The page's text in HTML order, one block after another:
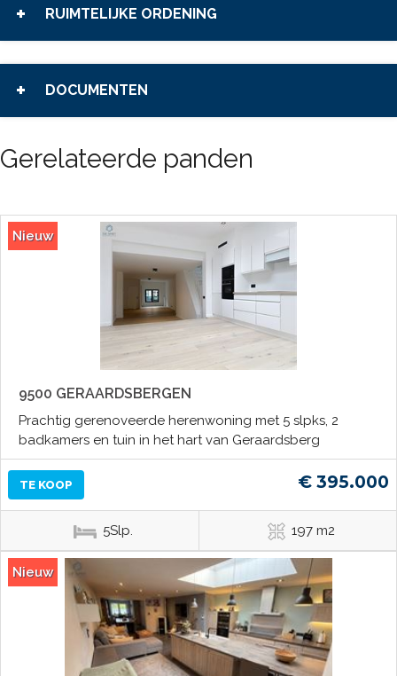
RUIMTELIJKE ORDENING
DOCUMENTEN
Gerelateerde panden
Nieuw
9500 GERAARDSBERGEN
Prachtig gerenoveerde herenwoning met 5 slpks, 2
badkamers en tuin in het hart van Geraardsberg
TE KOOP € 395.000
5Slp. 197 m2
Nieuw